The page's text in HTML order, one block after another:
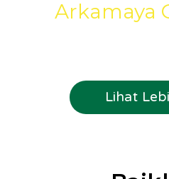
Arkamaya
Lihat